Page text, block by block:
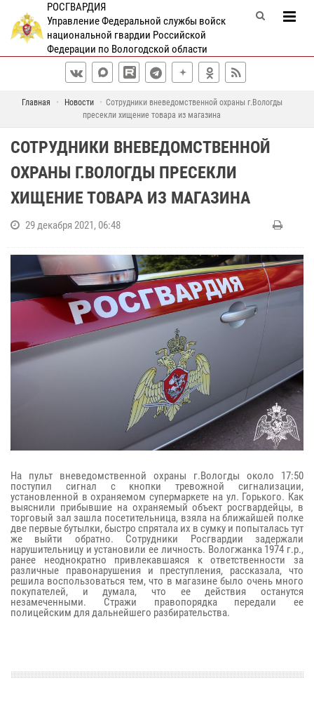
РОСГВАРДИЯ
Управление Федеральной службы войск
национальной гвардии Российской
Федерации по Вологодской области
Главная Новости
Сотрудники вневедомственной охраны г.Вологды
пресекли хищение товара из магазина
СОТРУДНИКИ ВНЕВЕДОМСТВЕННОЙ
ОХРАНЫ Г.ВОЛОГДЫ ПРЕСЕКЛИ
ХИЩЕНИЕ ТОВАРА ИЗ МАГАЗИНА
29 декабря 2021, 06:48
На пульт вневедомственной охраны г.Вологды около 17:50
поступил сигнал с кнопки тревожной сигнализации,
установленной в охраняемом супермаркете на ул. Горького. Как
выяснили прибывшие на охраняемый объект росгвардейцы, в
торговый зал зашла посетительница, взяла на ближайшей полке
две первые бутылки, быстро спрятала их в сумку и попыталась тут
же выйти обратно. Сотрудники Росгвардии задержали
нарушительницу и установили ее личность. Вологжанка 1974 г.р.,
ранее неоднократно привлекавшаяся к ответственности за
различные правонарушения и преступления, рассказала, что
решила воспользоваться тем, что в магазине было очень много
покупателей, и думала, что ее действия останутся
незамеченными. Стражи правопорядка передали ее
полицейским для дальнейшего разбирательства.